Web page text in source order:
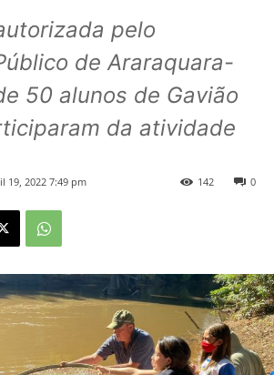
pelo
de Araraquara-
50 alunos de Gavião
da atividade
19, 2022 7:49 pm 0
142